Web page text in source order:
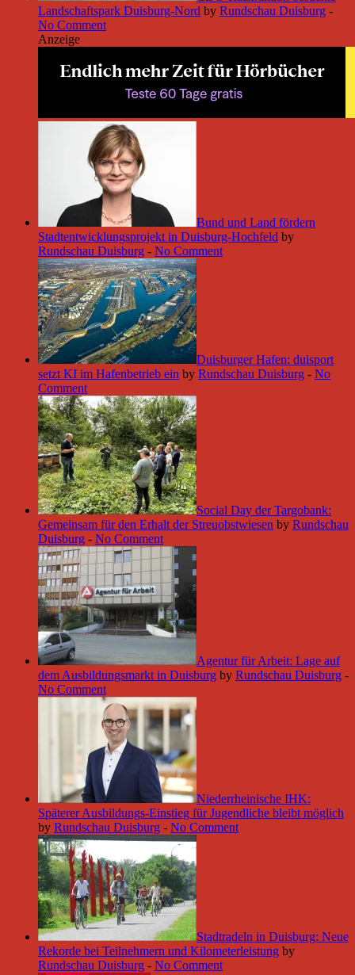
Landschaftspark Duisburg-Nord by Rundschau Duisburg -
No Comment
Anzeige
Bund und Land fördern
Stadtentwicklungsprojekt in Duisburg-Hochfeld by
Rundschau Duisburg - No Comment
Duisburger Hafen: duisport
setzt KI im Hafenbetrieb ein by Rundschau Duisburg - No
Comment
Social Day der Targobank:
Gemeinsam für den Erhalt der Streuobstwiesen by Rundschau
Duisburg - No Comment
Agentur für Arbeit: Lage auf
dem Ausbildungsmarkt in Duisburg by Rundschau Duisburg -
No Comment
Niederrheinische IHK:
Späterer Ausbildungs-Einstieg für Jugendliche bleibt möglich
by Rundschau Duisburg - No Comment
Stadtradeln in Duisburg: Neue
Rekorde bei Teilnehmern und Kilometerleistung by
Rundschau Duisburg - No Comment